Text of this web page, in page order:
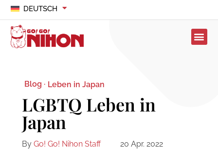
DEUTSCH
Blog · Leben in Japan
LGBTQ Leben in
Japan
By Go! Go! Nihon Staff
20 Apr. 2022